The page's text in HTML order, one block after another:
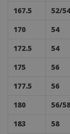
167.5
52/54
170
54
172.5
54
175
56
177.5
56
180
56/58
183
58